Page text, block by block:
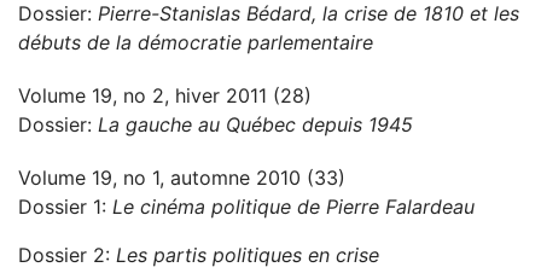
Dossier: Pierre-Stanislas Bédard, la crise de 1810 et les
débuts de la démocratie parlementaire
Volume 19, no 2, hiver 2011 (28)
Dossier: La gauche au Québec depuis 1945
Volume 19, no 1, automne 2010 (33)
Dossier 1: Le cinéma politique de Pierre Falardeau
Dossier 2: Les partis politiques en crise